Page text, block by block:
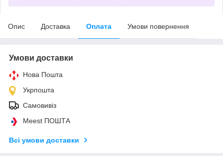
Опис Доставка Оплата Умови повернення
Умови доставки
Нова Пошта
Укрпошта
Самовивіз
Meest ПОШТА
Всі умови доставки